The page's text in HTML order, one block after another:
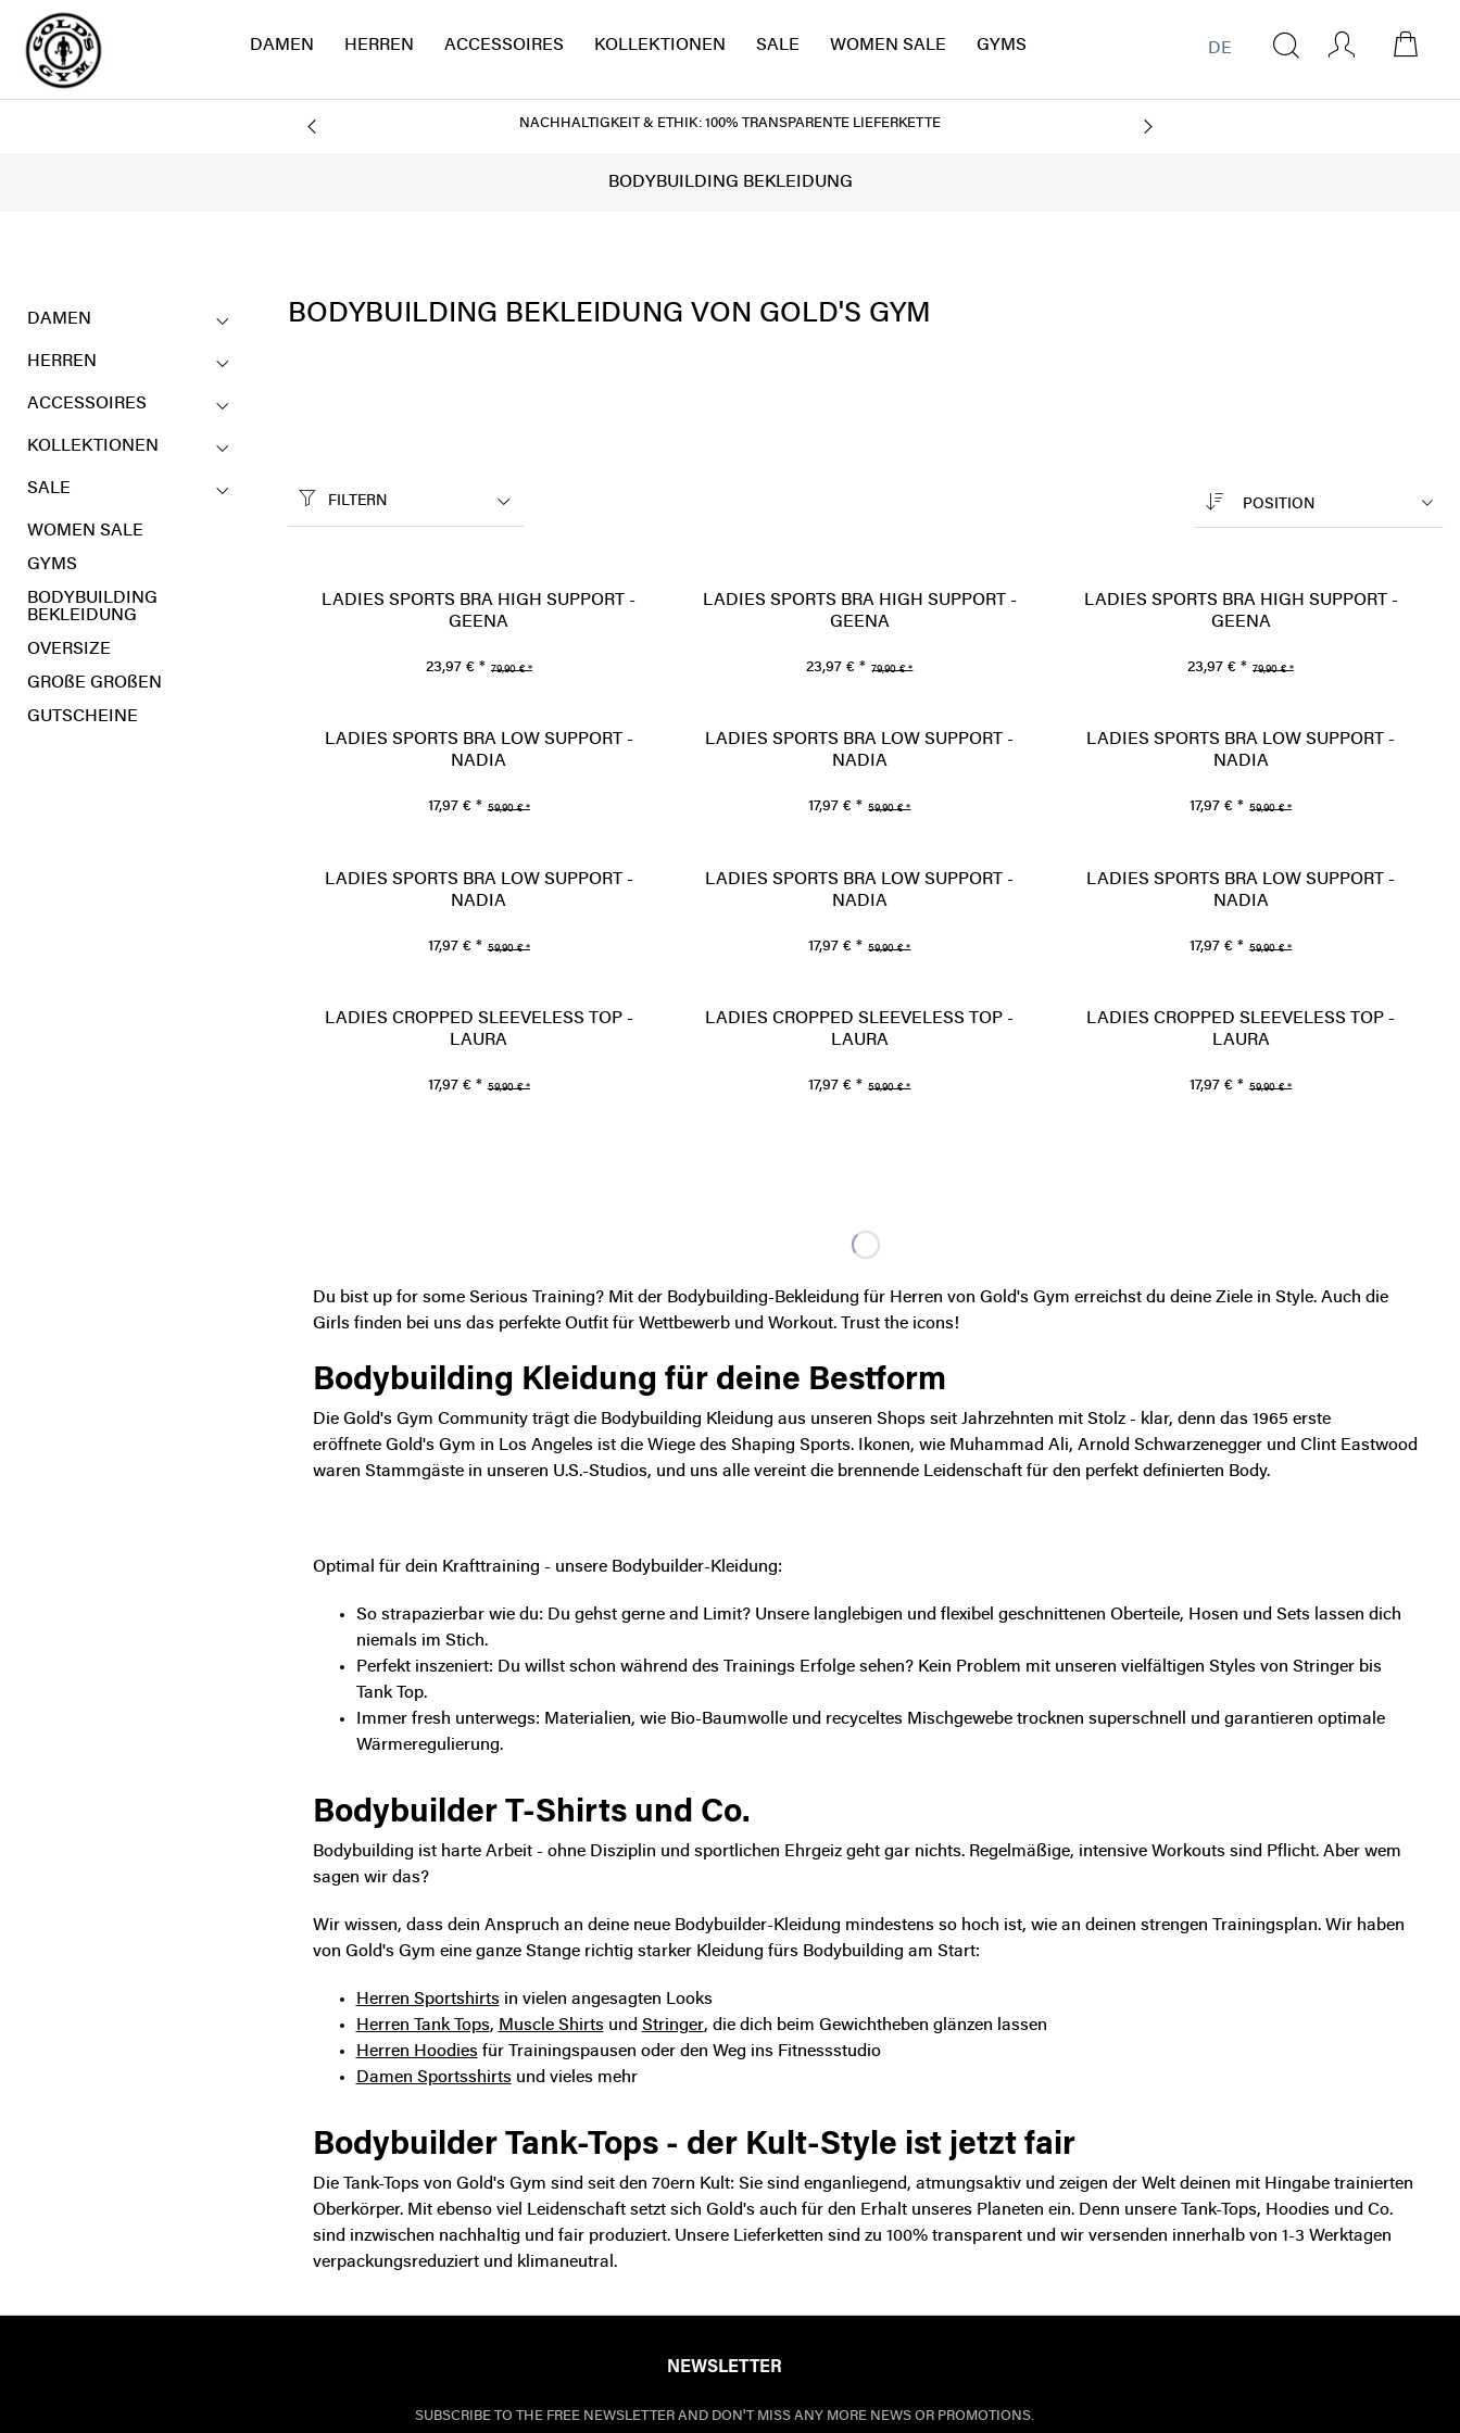
DE
NACHHALTIGKEIT & ETHIK: 100% TRANSPARENTE LIEFERKETTE
DAMEN HERREN ACCESSOIRES KOLLEKTIONEN SALE WOMEN SALE GYMS
BODYBUILDING BEKLEIDUNG
DAMEN
HERREN
ACCESSOIRES
KOLLEKTIONEN
SALE
WOMEN SALE
GYMS
BODYBUILDING
BEKLEIDUNG
OVERSIZE
GROßE GRÖßEN
GUTSCHEINE
BODYBUILDING BEKLEIDUNG VON GOLD'S GYM
FILTERN POSITION
LADIES SPORTS BRA HIGH SUPPORT -
GEENA
79,90 € *
23,97 € *
LADIES SPORTS BRA HIGH SUPPORT -
GEENA
79,90 € *
23,97 € *
LADIES SPORTS BRA HIGH SUPPORT -
GEENA
79,90 € *
23,97 € *
LADIES SPORTS BRA LOW SUPPORT -
NADIA
59,90 € *
17,97 € *
LADIES SPORTS BRA LOW SUPPORT -
NADIA
59,90 € *
17,97 € *
LADIES SPORTS BRA LOW SUPPORT -
NADIA
59,90 € *
17,97 € *
LADIES SPORTS BRA LOW SUPPORT -
NADIA
59,90 € *
17,97 € *
LADIES SPORTS BRA LOW SUPPORT -
NADIA
59,90 € *
17,97 € *
LADIES SPORTS BRA LOW SUPPORT -
NADIA
59,90 € *
17,97 € *
LADIES CROPPED SLEEVELESS TOP -
LAURA
59,90 € *
17,97 € *
LADIES CROPPED SLEEVELESS TOP -
LAURA
59,90 € *
17,97 € *
LADIES CROPPED SLEEVELESS TOP -
LAURA
59,90 € *
17,97 € *
Du bist up for some Serious Training? Mit der Bodybuilding-Bekleidung für Herren von Gold's Gym erreichst du deine Ziele in Style. Auch die
Girls finden bei uns das perfekte Outfit für Wettbewerb und Workout. Trust the icons!
Bodybuilding Kleidung für deine Bestform
Die Gold's Gym Community trägt die Bodybuilding Kleidung aus unseren Shops seit Jahrzehnten mit Stolz - klar, denn das 1965 erste
eröffnete Gold's Gym in Los Angeles ist die Wiege des Shaping Sports. Ikonen, wie Muhammad Ali, Arnold Schwarzenegger und Clint Eastwood
waren Stammgäste in unseren U.S.-Studios, und uns alle vereint die brennende Leidenschaft für den perfekt definierten Body.
Optimal für dein Krafttraining - unsere Bodybuilder-Kleidung:
So strapazierbar wie du: Du gehst gerne and Limit? Unsere langlebigen und flexibel geschnittenen Oberteile, Hosen und Sets lassen dich
niemals im Stich.
Perfekt inszeniert: Du willst schon während des Trainings Erfolge sehen? Kein Problem mit unseren vielfältigen Styles von Stringer bis
Tank Top.
Immer fresh unterwegs: Materialien, wie Bio-Baumwolle und recyceltes Mischgewebe trocknen superschnell und garantieren optimale
Wärmeregulierung.
Bodybuilder T-Shirts und Co.
Bodybuilding ist harte Arbeit- ohne Disziplin und sportlichen Ehrgeiz geht gar nichts. Regelmäßige, intensive Workouts sind Pflicht. Aber wem
sagen wir das?
Wir wissen, dass dein Anspruch an deine neue Bodybuilder-Kleidung mindestens so hoch ist, wie an deinen strengen Trainingsplan. Wir haben
von Gold's Gym eine ganze Stange richtig starker Kleidung fürs Bodybuilding am Start:
Herren Sportshirts in vielen angesagten Looks
Herren Tank Tops, Muscle Shirts und Stringer, die dich beim Gewichtheben glänzen lassen
Herren Hoodies für Trainingspausen oder den Weg ins Fitnessstudio
Damen Sportsshirts und vieles mehr
Bodybuilder Tank-Tops - der Kult-Style ist jetzt fair
Die Tank-Tops von Gold's Gym sind seit den 70ern Kult: Sie sind enganliegend, atmungsaktiv und zeigen der Welt deinen mit Hingabe trainierten
Oberkörper. Mit ebenso viel Leidenschaft setzt sich Gold's auch für den Erhalt unseres Planeten ein. Denn unsere Tank-Tops, Hoodies und Co.
sind inzwischen nachhaltig und fair produziert.Unsere Lieferketten sind zu 100% transparent und wir versenden innerhalb von 1-3 Werktagen
verpackungsreduziert und klimaneutral.
NEWSLETTER
SUBSCRIBE TO THE FREE NEWSLETTER AND DON'T MISS ANY MORE NEWS OR PROMOTIONS.